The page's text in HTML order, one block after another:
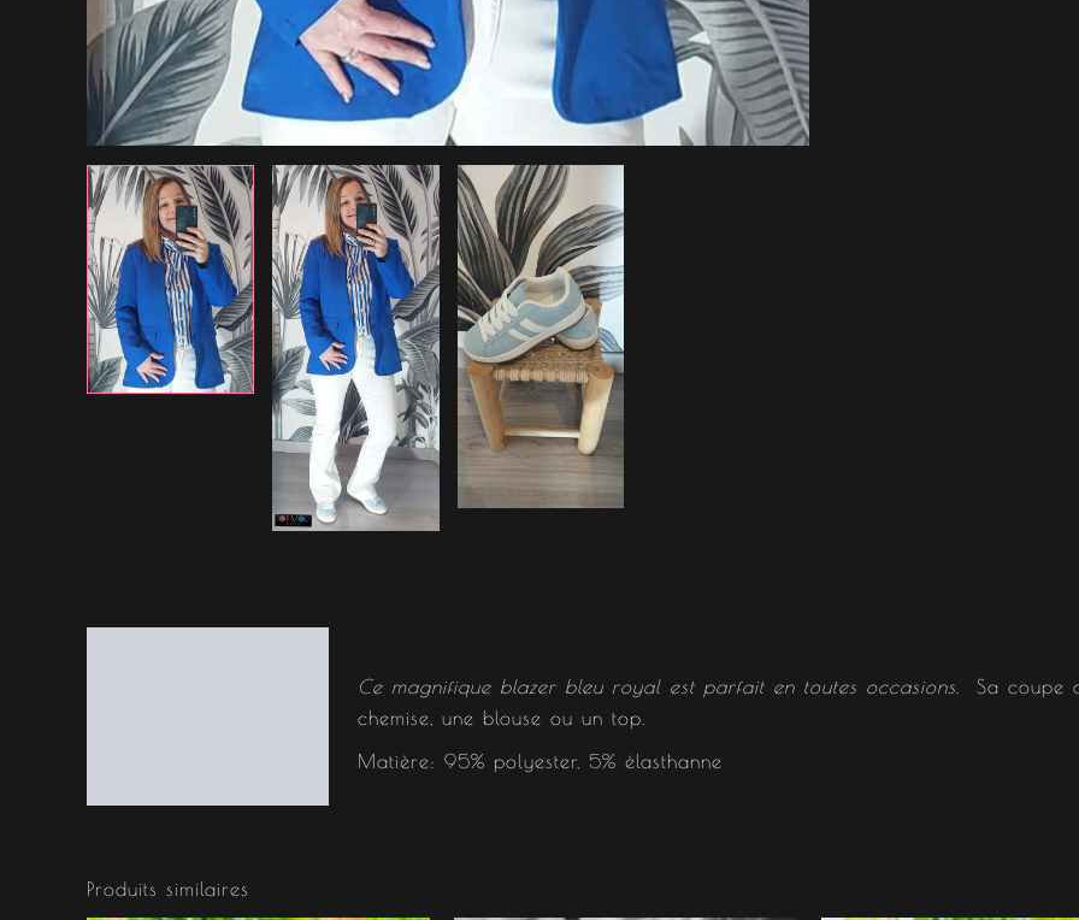
Ce magnifique blazer bleu royal est parfait en toutes occasions . Sa coupe
chemise, une blouse ou un top.
Matière: 95% polyester, 5% élasthanne
Produits similaires